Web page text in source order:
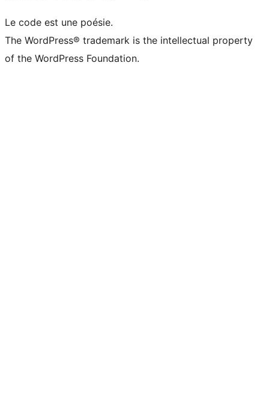
Le code est une poésie.
The WordPress® trademark is the intellectual property
of the WordPress Foundation.